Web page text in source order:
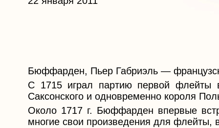
Бюффарден, Пьер Габриэль —
С 1715 играл партию первой флейты
Саксонского и одновременно короля
Около 1717 г. Бюффарден впервые
многие свои произведения для флейты,